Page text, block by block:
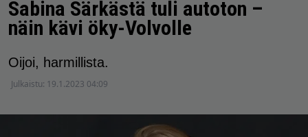
Sabina Särkästä tuli autoton –
näin kävi öky-Volvolle
Oijoi, harmillista.
Julkaistu: 19.1.2023 04:09